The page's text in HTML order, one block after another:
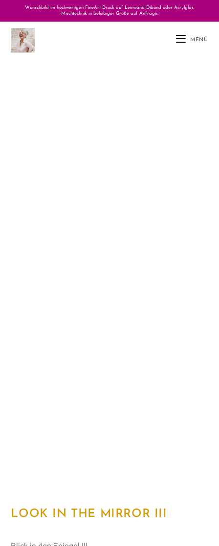
Wunschbild im hochwertigen FineArt Druck auf Leinwand Dibond oder Acrylglas,
Mischtechnik in beliebiger Größe auf Anfrage.
MENÜ
LOOK IN THE MIRROR III